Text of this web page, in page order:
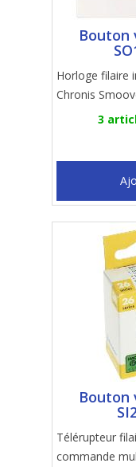
Bouton
Horloge filaire
Chronis
3
Bouton
Télérupteur
commande